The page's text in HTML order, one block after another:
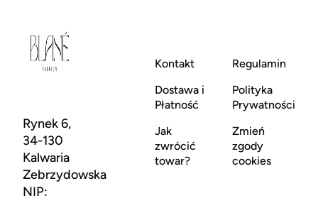
Rynek 6,
34-130
Kalwaria
Zebrzydowska
NIP:
Kontakt
Dostawa i
Płatność
Jak
zwrócić
towar?
Regulamin
Polityka
Prywatności
Zmień
zgody
cookies